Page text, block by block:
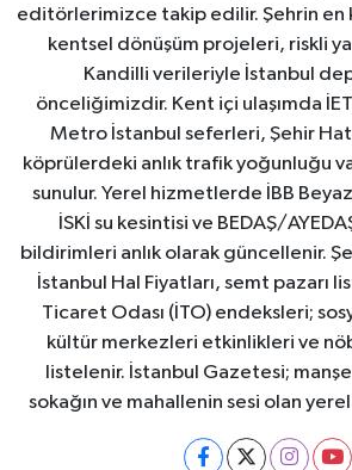
editörlerimizce takip edilir. Şehrin en
kentsel dönüşüm projeleri, riskli
Kandilli verileriyle İstanbul
önceliğimizdir. Kent içi ulaşımda
Metro İstanbul seferleri, Şehir
köprülerdeki anlık trafik yoğunluğu
sunulur. Yerel hizmetlerde İBB
İSKİ su kesintisi ve BEDAŞ/
bildirimleri anlık olarak güncellenir.
İstanbul Hal Fiyatları, semt pazarı
Ticaret Odası (İTO) endeksleri;
kültür merkezleri etkinlikleri ve
listelenir. İstanbul Gazetesi;
sokağın ve mahallenin sesi olan